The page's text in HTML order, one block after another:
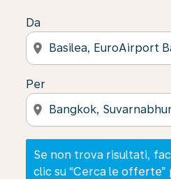
Da
location_on
Per
location_on
Se non trova risultati,
clic su “Cerca le offerte”